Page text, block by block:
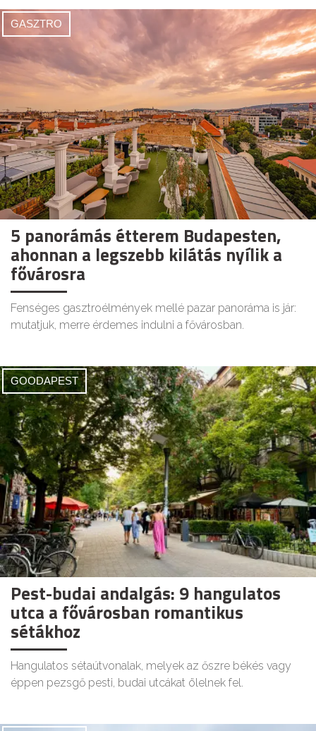
GASZTRO
5 panorámás étterem Budapesten,
ahonnan a legszebb kilátás nyílik a
fővárosra
Fenséges gasztroélmények mellé pazar panoráma is jár:
mutatjuk, merre érdemes indulni a fővárosban.
GOODAPEST
Pest-budai andalgás: 9 hangulatos
utca a fővárosban romantikus
sétákhoz
Hangulatos sétaútvonalak, melyek az őszre békés vagy
éppen pezsgő pesti, budai utcákat ölelnek fel.